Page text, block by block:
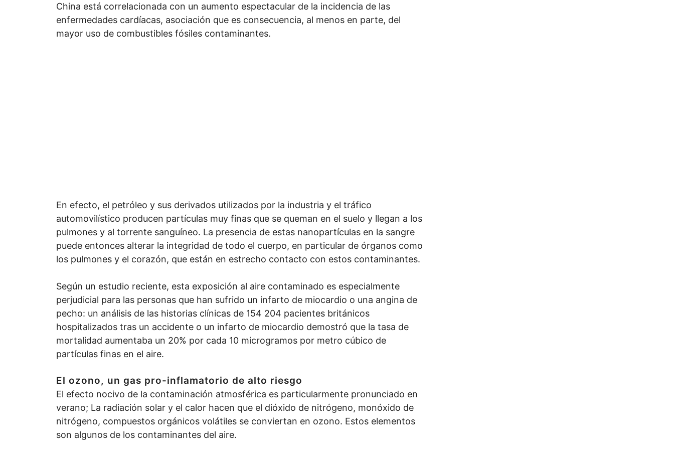
China está correlacionada con un aumento espectacular de la incidencia de las
enfermedades cardíacas, asociación que es consecuencia, al menos en parte, del
mayor uso de combustibles fósiles contaminantes.
En efecto, el petróleo y sus derivados utilizados por la industria y el tráfico
automovilístico producen partículas muy finas que se queman en el suelo y llegan a los
pulmones y al torrente sanguíneo. La presencia de estas nanopartículas en la sangre
puede entonces alterar la integridad de todo el cuerpo, en particular de órganos como
los pulmones y el corazón, que están en estrecho contacto con estos contaminantes.
Según un estudio reciente, esta exposición al aire contaminado es especialmente
perjudicial para las personas que han sufrido un infarto de miocardio o una angina de
pecho: un análisis de las historias clínicas de 154 204 pacientes británicos
hospitalizados tras un accidente o un infarto de miocardio demostró que la tasa de
mortalidad aumentaba un 20% por cada 10 microgramos por metro cúbico de
partículas finas en el aire.
El ozono, un gas pro-inflamatorio de alto riesgo
El efecto nocivo de la contaminación atmosférica es particularmente pronunciado en
verano; La radiación solar y el calor hacen que el dióxido de nitrógeno, monóxido de
nitrógeno, compuestos orgánicos volátiles se conviertan en ozono. Estos elementos
son algunos de los contaminantes del aire.